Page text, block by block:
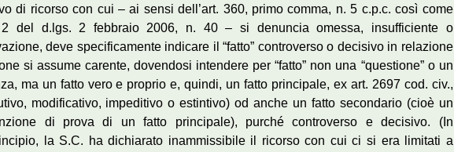
di ricorso con cui – ai sensi dell’art. 360, primo comma, n. 5 c.p.c. così come
2 del d.lgs. 2 febbraio 2006, n. 40 – si denuncia omessa, insufficiente o
deve specificamente indicare il “fatto” controverso o decisivo in relazione
si assume carente, dovendosi intendere per “fatto” non una “questione” o un
ma un fatto vero e proprio e, quindi, un fatto principale, ex art. 2697 cod. civ.,
modificativo, impeditivo o estintivo) od anche un fatto secondario (cioè un
di prova di un fatto principale), purché controverso e decisivo. (In
la S.C. ha dichiarato inammissibile il ricorso con cui ci si era limitati a